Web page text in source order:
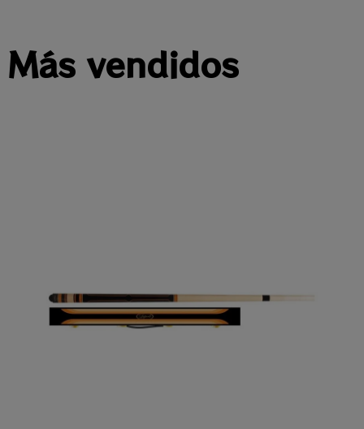
Más vendidos